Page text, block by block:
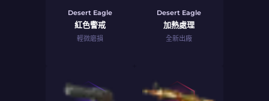
Desert Eagle
紅色警戒
輕微磨損
Desert Eagle
加熱處理
全新出廠